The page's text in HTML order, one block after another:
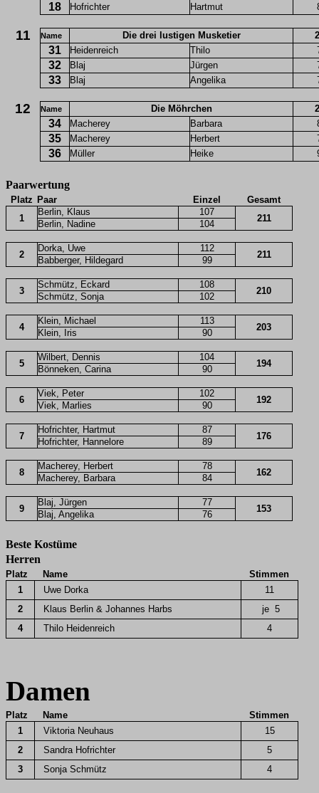
18 Hofrichter Hartmut
11 Name Die drei lustigen Musketier
31 Heidenreich Thilo
32 Blaj Jürgen
33 Blaj Angelika
12 Name Die Möhrchen
34 Macherey Barbara
35 Macherey Herbert
36 Müller Heike
Paarwertung
Platz Paar Einzel
Gesamt
1
Berlin, Klaus 107
211
Berlin, Nadine 104
2
Dorka, Uwe 112
211
Babberger, Hildegard 99
3
Schmütz, Eckard 108
210
Schmütz, Sonja 102
4
Klein, Michael 113
203
Klein, Iris 90
5
Wilbert, Dennis 104
194
Bönneken, Carina 90
6
Viek, Peter 102
192
Viek, Marlies 90
7
Hofrichter, Hartmut 87
176
Hofrichter, Hannelore 89
8
Macherey, Herbert 78
162
Macherey, Barbara 84
9
Blaj, Jürgen 77
153
Blaj, Angelika 76
Beste Kostüme
Herren
Platz Name
Stimmen
1
Uwe Dorka
11
2
Klaus Berlin & Johannes Harbs
je 5
4
Thilo Heidenreich 4
Damen
Platz Name
Stimmen
1
Viktoria Neuhaus
15
2
Sandra Hofrichter
5
3
Sonja Schmütz 4